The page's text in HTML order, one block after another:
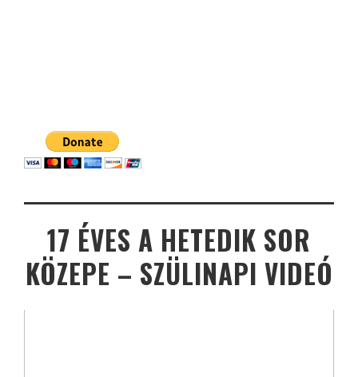
17 ÉVES A HETEDIK SOR
KÖZEPE – SZÜLINAPI VIDEÓ